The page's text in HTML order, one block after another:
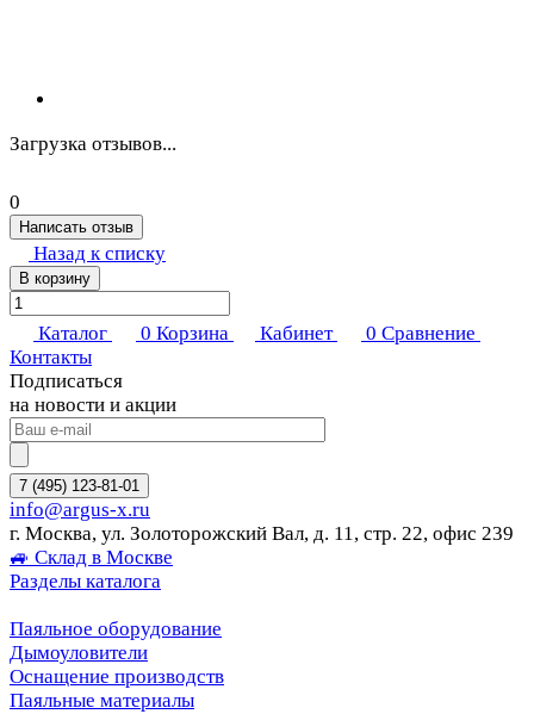
Загрузка отзывов...
0
Написать отзыв
Назад к списку
В корзину
Каталог 0 Корзина Кабинет 0 Сравнение
Контакты
Подписаться
на новости и акции
7 (495) 123-81-01
info@argus-x.ru
г. Москва, ул. Золоторожский Вал, д. 11, стр. 22, офис 239
🚙 Склад в Москве
Разделы каталога
Паяльное оборудование
Дымоуловители
Оснащение производств
Паяльные материалы